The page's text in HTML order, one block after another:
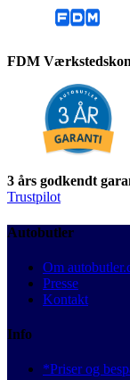
FDM
3 års godkendt
Trustpilot
Autobutler
Om
Presse
Kontakt
Info
*Priser og